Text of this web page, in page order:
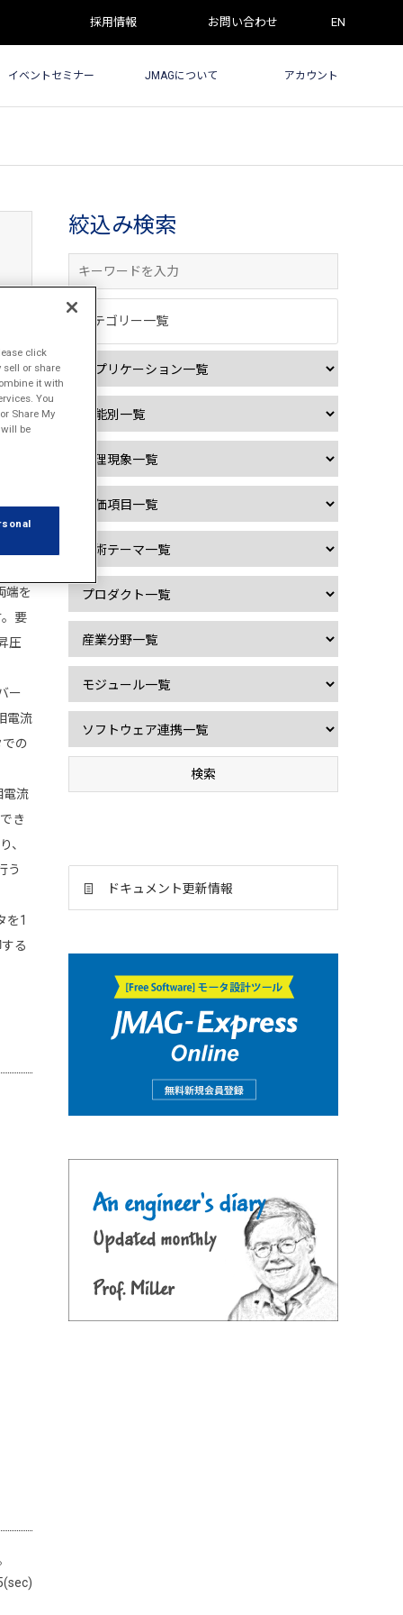
採用情報 お問い合わせ EN
イベントセミナー JMAGについて アカウント
ます
端を
要
圧
ー
電流
の
電流
き
、
う
を1
る
絞込み検索
カテゴリー一覧
ドキュメント更新情報
click
sell or share
it with
You
Share My
be